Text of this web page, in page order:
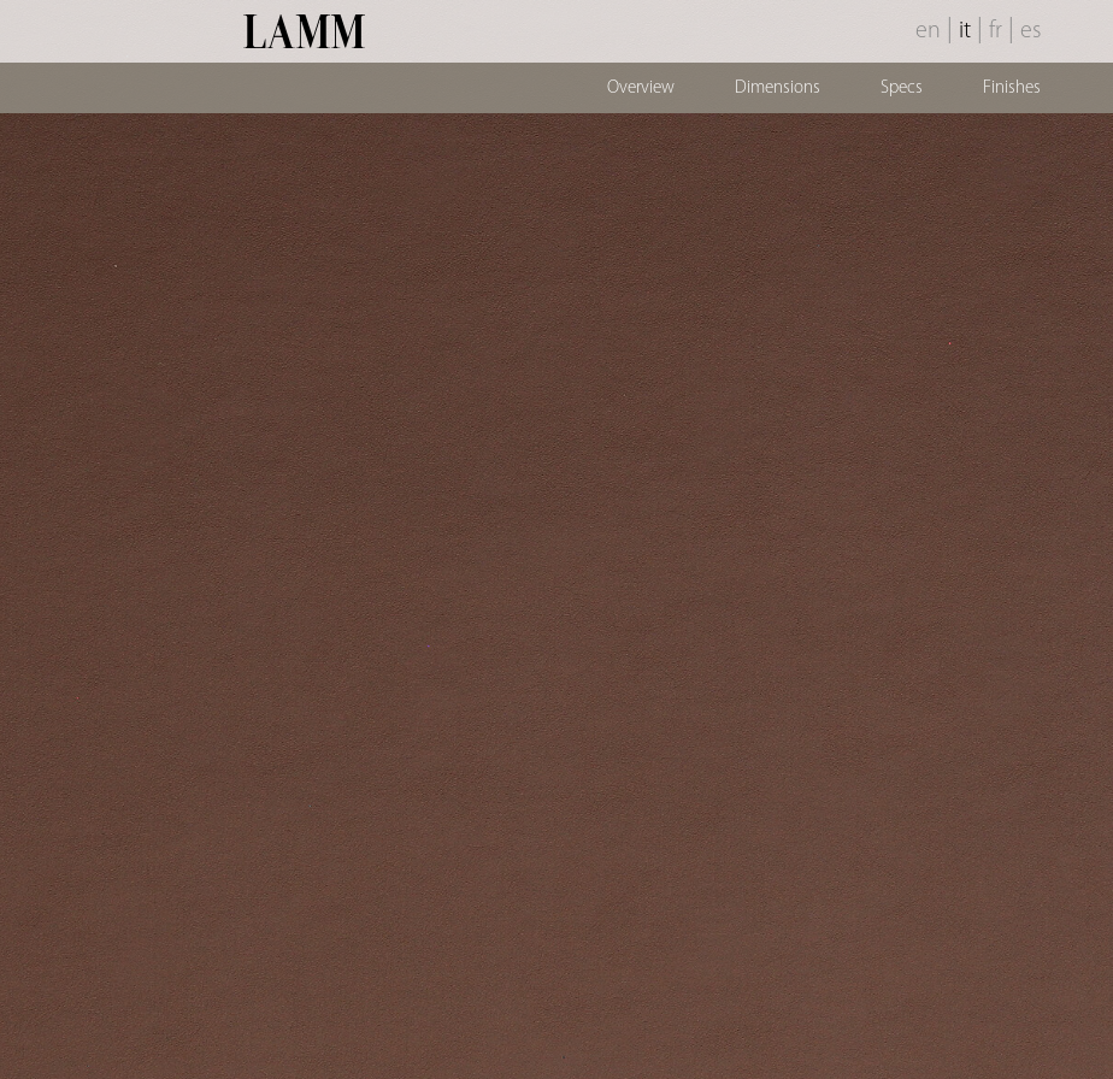
en it fr es
Overview Dimensions Specs Finishes